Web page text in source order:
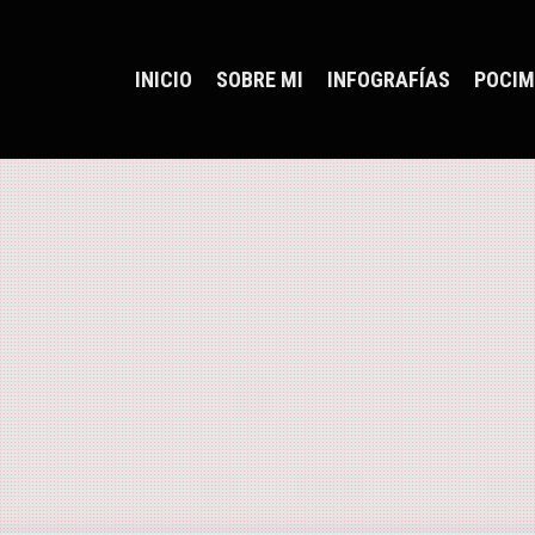
INICIO SOBRE MI INFOGRAFÍAS